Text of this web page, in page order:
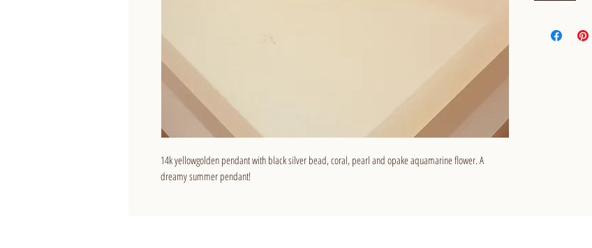
14k yellowgolden pendant with black silver bead, coral, pearl and opake aquamarine flower. A
dreamy summer pendant!